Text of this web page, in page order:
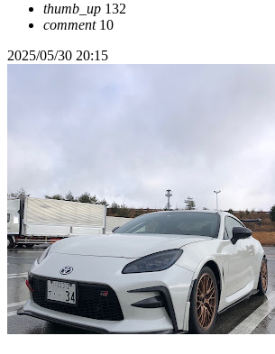
thumb_up 132
comment10
2025/05/30 20:15